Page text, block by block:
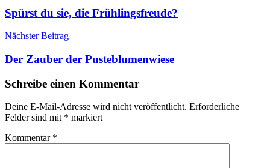
Spürst du sie, die Frühlingsfreude?
Nächster Beitrag
Der Zauber der Pusteblumenwiese
Schreibe einen Kommentar
Deine E-Mail-Adresse wird nicht veröffentlicht. Erforderliche
Felder sind mit * markiert
Kommentar *